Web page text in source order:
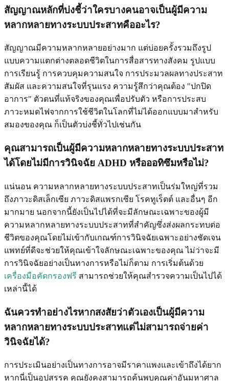
สัญญาณหลักที่บ่งชี้ว่าใครบางคนอาจเป็นผู้มีความ
หลากหลายทางระบบประสาทคืออะไร?
สัญญาณมีความหลากหลายอย่างมาก แต่บ่อยครั้งรวมถึงรูป
แบบความแตกต่างตลอดชีวิตในการสื่อสารทางสังคม รูปแบบ
การเรียนรู้ การควบคุมความสนใจ การประมวลผลทางประสาท
สัมผัส และความสนใจที่รุนแรง ความรู้สึกว่าคุณต้อง "ปกปิด
อาการ" ตัวตนที่แท้จริงของคุณเพื่อปรับตัว หรือการประสบ
ภาวะหมดไฟจากการใช้ชีวิตในโลกที่ไม่ได้ออกแบบมาสำหรับ
สมองของคุณ ก็เป็นตัวบ่งชี้ทั่วไปเช่นกัน
คุณสามารถเป็นผู้มีความหลากหลายทางระบบประสาท
ได้โดยไม่มีการวินิจฉัย ADHD หรือออทิซึมหรือไม่?
แน่นอน ความหลากหลายทางระบบประสาทเป็นร่มใหญ่ที่รวม
ถึงภาวะดิสเล็กเซีย ภาวะดิสแพรกเซีย โรคทูเร็ตต์ และอื่นๆ อีก
มากมาย นอกจากนี้ยังเป็นไปได้ที่จะมีลักษณะเฉพาะของผู้มี
ความหลากหลายทางระบบประสาทที่สำคัญซึ่งส่งผลกระทบต่อ
ชีวิตของคุณโดยไม่เข้ากับเกณฑ์การวินิจฉัยเฉพาะอย่างชัดเจน
แพทย์ที่ดีจะช่วยให้คุณเข้าใจลักษณะเฉพาะของคุณ ไม่ว่าจะมี
การวินิจฉัยอย่างเป็นทางการหรือไม่ก็ตาม การเริ่มต้นด้วย
เครื่องมือคัดกรองฟรี สามารถช่วยให้คุณสำรวจความเป็นไปได้
เหล่านี้ได้
ฉันควรทำอย่างไรหากสงสัยว่าตัวเองเป็นผู้มีความ
หลากหลายทางระบบประสาทแต่ไม่สามารถจ่ายค่า
วินิจฉัยได้?
การประเมินอย่างเป็นทางการอาจมีราคาแพงและเข้าถึงได้ยาก
หากนี่เป็นอุปสรรค คุณยังคงสามารถค้นพบคุณค่าอันมหาศาล